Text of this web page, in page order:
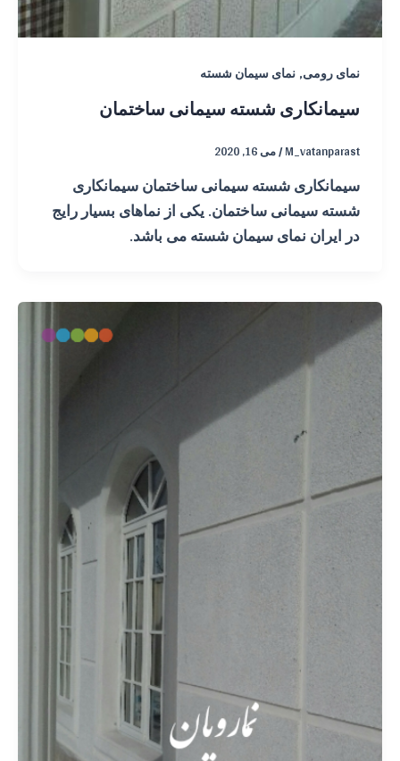
نمای رومی,نمای سیمان شسته
سیمانکاری شسته سیمانی ساختمان
M_vatanparast
/می 16, 2020
سیمانکاری شسته سیمانی ساختمان سیمانکاری
شسته سیمانی ساختمان. یکی از نماهای بسیار رایج
در ایران نمای سیمان شسته می باشد.